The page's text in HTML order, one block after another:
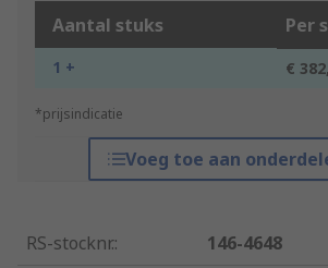
Aantal stuks Per
1 + €
*prijsindicatie
Voeg toe aan
RS-stocknr.:
146-4648